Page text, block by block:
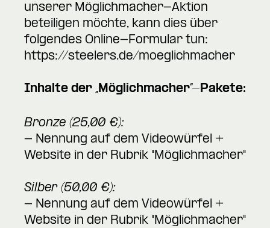
unserer Möglichmacher-Aktion
beteiligen möchte, kann dies über
folgendes Online-Formular tun:
https://steelers.de/moeglichmacher
Inhalte der „Möglichmacher“-Pakete:
Bronze (25,00 €):
- Nennung auf dem Videowürfel +
Website in der Rubrik "Möglichmacher"
Silber (50,00 €):
- Nennung auf dem Videowürfel +
Website in der Rubrik "Möglichmacher"